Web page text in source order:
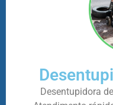
Desentupidora